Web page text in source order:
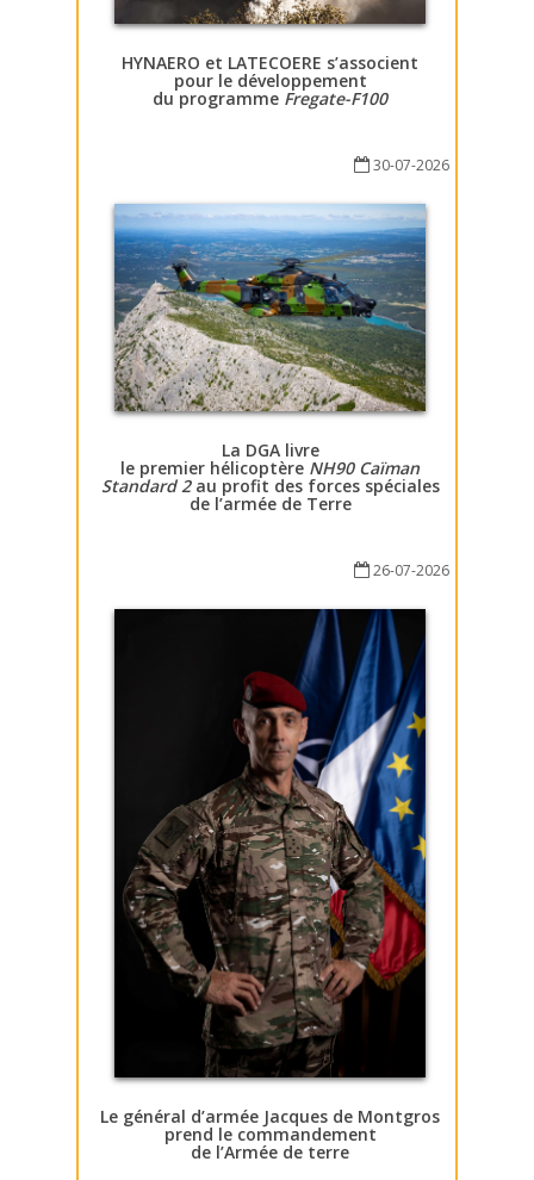
HYNAERO et LATECOERE s’associent
pour le développement
du programme Fregate-F100
30-07-2026
La DGA livre
le premier hélicoptère NH90 Caïman
Standard 2au profit des forces spéciales
de l’armée de Terre
26-07-2026
Le général d’armée Jacques de Montgros
prend le commandement
de l’Armée de terre